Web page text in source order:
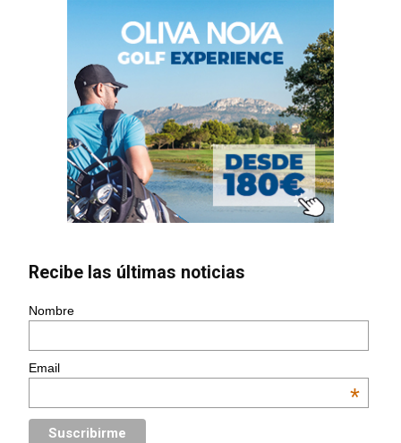
Recibe las últimas noticias
Nombre
Email
*